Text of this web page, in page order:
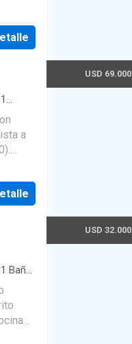
es de
1
a
de
H.
USD 69.000
1 Baño
USD 32.000